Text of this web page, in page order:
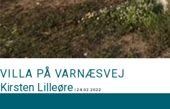
VILLA PÅ VARNÆSVEJ
Kirsten Lilleøre | 24.02.2022